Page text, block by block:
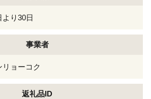
り30日
事業者
ョーコク
返礼品ID